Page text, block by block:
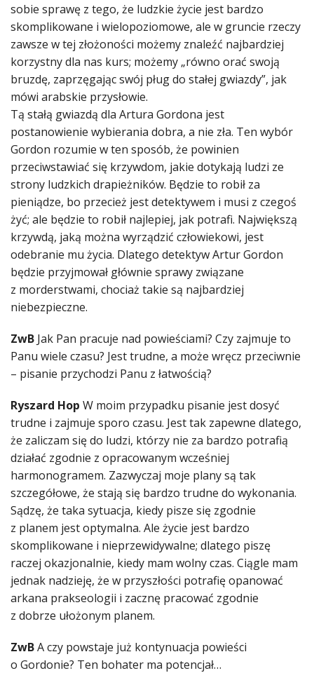
sobie sprawę z tego, że ludzkie życie jest bardzo
skomplikowane i wielopoziomowe, ale w gruncie rzeczy
zawsze w tej złożoności możemy znaleźć najbardziej
korzystny dla nas kurs; możemy „równo orać swoją
bruzdę, zaprzęgając swój pług do stałej gwiazdy”, jak
mówi arabskie przysłowie.
Tą stałą gwiazdą dla Artura Gordona jest
postanowienie wybierania dobra, a nie zła. Ten wybór
Gordon rozumie w ten sposób, że powinien
przeciwstawiać się krzywdom, jakie dotykają ludzi ze
strony ludzkich drapieżników. Będzie to robił za
pieniądze, bo przecież jest detektywem i musi z czegoś
żyć; ale będzie to robił najlepiej, jak potrafi. Największą
krzywdą, jaką można wyrządzić człowiekowi, jest
odebranie mu życia. Dlatego detektyw Artur Gordon
będzie przyjmował głównie sprawy związane
z morderstwami, chociaż takie są najbardziej
niebezpieczne.
ZwB Jak Pan pracuje nad powieściami? Czy zajmuje to
Panu wiele czasu? Jest trudne, a może wręcz przeciwnie
– pisanie przychodzi Panu z łatwością?
Ryszard Hop W moim przypadku pisanie jest dosyć
trudne i zajmuje sporo czasu. Jest tak zapewne dlatego,
że zaliczam się do ludzi, którzy nie za bardzo potrafią
działać zgodnie z opracowanym wcześniej
harmonogramem. Zazwyczaj moje plany są tak
szczegółowe, że stają się bardzo trudne do wykonania.
Sądzę, że taka sytuacja, kiedy pisze się zgodnie
z planem jest optymalna. Ale życie jest bardzo
skomplikowane i nieprzewidywalne; dlatego piszę
raczej okazjonalnie, kiedy mam wolny czas. Ciągle mam
jednak nadzieję, że w przyszłości potrafię opanować
arkana prakseologii i zacznę pracować zgodnie
z dobrze ułożonym planem.
ZwBA czy powstaje już kontynuacja powieści
o Gordonie? Ten bohater ma potencjał…